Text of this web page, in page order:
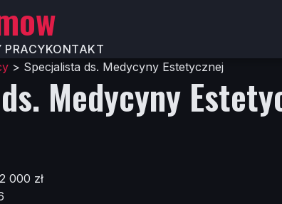
PRACYKONTAKT
> Specjalista ds. Medycyny Estetycznej
Medycyny
000 zł